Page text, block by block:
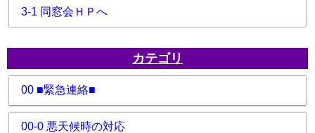
3-1 同窓会ＨＰへ
カテゴリ
00 ■緊急連絡■
00-0 悪天候時の対応